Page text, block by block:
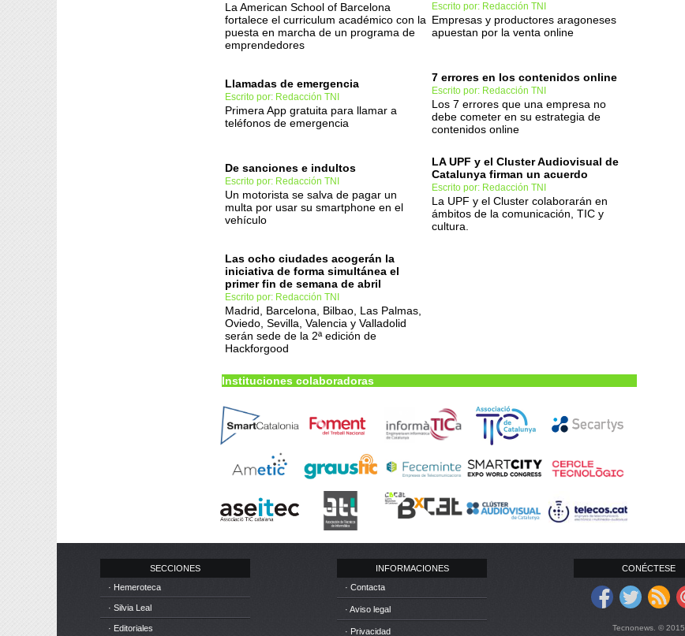
La American School of Barcelona
fortalece el curriculum académico con la
puesta en marcha de un programa de
emprendedores
Escrito por: Redacción TNI
Empresas y productores aragoneses
apuestan por la venta online
Llamadas de emergencia
Escrito por: Redacción TNI
Primera App gratuita para llamar a
teléfonos de emergencia
7 errores en los contenidos online
Escrito por: Redacción TNI
Los 7 errores que una empresa no
debe cometer en su estrategia de
contenidos online
De sanciones e indultos
Escrito por: Redacción TNI
Un motorista se salva de pagar un
multa por usar su smartphone en el
vehículo
LA UPF y el Cluster Audiovisual de
Catalunya firman un acuerdo
Escrito por: Redacción TNI
La UPF y el Cluster colaborarán en
ámbitos de la comunicación, TIC y
cultura.
Las ocho ciudades acogerán la
iniciativa de forma simultánea el
primer fin de semana de abril
Escrito por: Redacción TNI
Madrid, Barcelona, Bilbao, Las Palmas,
Oviedo, Sevilla, Valencia y Valladolid
serán sede de la 2ª edición de
Hackforgood
Instituciones colaboradoras
SECCIONES
· Hemeroteca
· Silvia Leal
· Editoriales
INFORMACIONES
· Contacta
· Aviso legal
· Privacidad
CONÉCTESE
Tecnonews. © 2015